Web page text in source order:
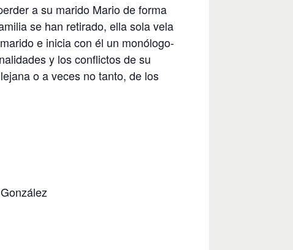
a su marido Mario de forma
se han retirado, ella sola vela
e inicia con él un monólogo-
y los conflictos de su
o a veces no tanto, de los